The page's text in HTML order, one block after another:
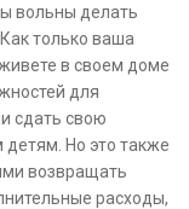
вольны делать
только ваша
в своем доме
для
сдать свою
детям. Но это также
возвращать
расходы,